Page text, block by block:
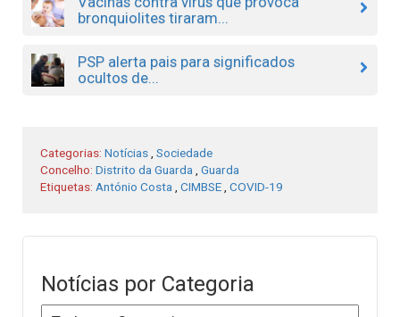
bronquiolites tiraram...
PSP alerta pais para significados
ocultos de...
Categorias: Notícias Sociedade
Concelho: Distrito da Guarda
Guarda
Etiquetas: António Costa CIMBSE COVID-19
Notícias por Categoria